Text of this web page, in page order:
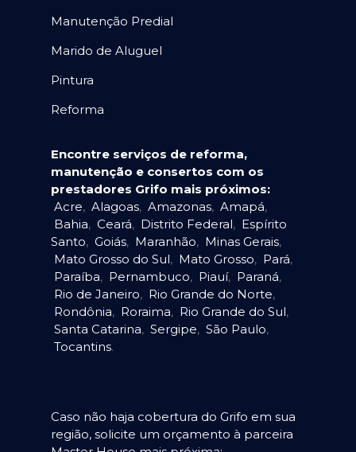
Manutenção Predial
Marido de Aluguel
Pintura
Reforma
Encontre serviços de reforma,
manutenção e consertos com os
prestadores Grifo mais próximos:
Acre, Alagoas, Amazonas, Amapá,
Bahia, Ceará, Distrito Federal, Espírito
Santo, Goiás, Maranhão, Minas Gerais,
Mato Grosso do Sul, Mato Grosso, Pará,
Paraíba, Pernambuco, Piauí, Paraná,
Rio de Janeiro, Rio Grande do Norte,
Rondônia, Roraima, Rio Grande do Sul,
Santa Catarina, Sergipe, São Paulo,
Tocantins.
Caso não haja cobertura do Grifo em sua
região, solicite um orçamento à parceira